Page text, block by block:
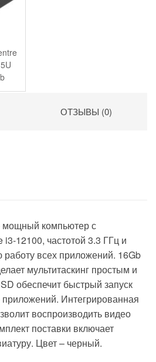
ОТЗЫВЫ (0)
компьютер с
12100, частотой 3.3 ГГц и
работу всех приложений. 16Gb
мультитаскинг простым и
обеспечит быстрый запуск
Интегрированная
воспроизводить видео
поставки включает
Цвет – черный.